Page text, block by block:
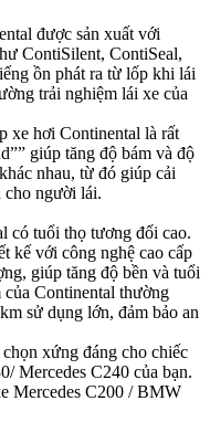
được sản xuất với
ContiSilent, ContiSeal,
ồn phát ra từ lốp khi lái
trải nghiệm lái xe của
xe hơi Continental là rất
giúp tăng độ bám và độ
nhau, từ đó giúp cải
cho người lái.
có tuổi thọ tương đối cao.
kế với công nghệ cao cấp
giúp tăng độ bền và tuổi
của Continental thường
sử dụng lớn, đảm bảo an
xứng đáng cho chiếc
Mercedes C240 của bạn.
Mercedes C200 / BMW